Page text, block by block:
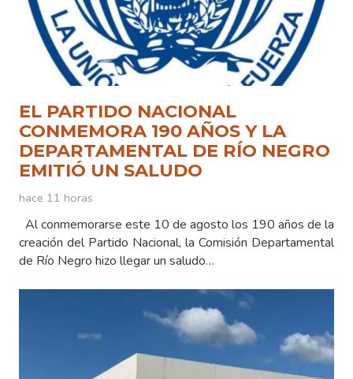
EL PARTIDO NACIONAL
CONMEMORA 190 AÑOS Y LA
DEPARTAMENTAL DE RÍO NEGRO
EMITIÓ UN SALUDO
hace 11 horas
Al conmemorarse este 10 de agosto los 190 años de la
creación del Partido Nacional, la Comisión Departamental
de Río Negro hizo llegar un saludo…